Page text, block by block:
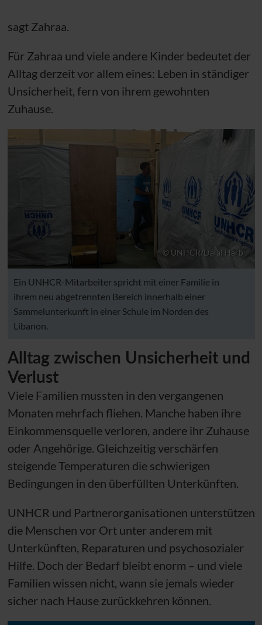
sagt Zahraa.
Für Zahraa und viele andere Kinder bedeutet der
Alltag derzeit vor allem eines: Leben in ständiger
Unsicherheit, fern von ihrem gewohnten
Zuhause.
© UNHCR/Dalal Harb
Ein UNHCR-Mitarbeiter spricht mit einer Familie in
ihrem neu abgetrennten Bereich innerhalb einer
Sammelunterkunft in einer Schule im Norden des
Libanon.
Alltag zwischen Unsicherheit und
Verlust
Viele Familien mussten in den vergangenen
Monaten mehrfach fliehen. Manche haben ihre
Einkommensquelle verloren, andere ihr Zuhause
oder Angehörige. Gleichzeitig verschärfen
steigende Temperaturen die schwierigen
Bedingungen in den überfüllten Unterkünften.
UNHCR und Partnerorganisationen unterstützen
die Menschen vor Ort unter anderem mit
Unterkünften, Reparaturen und psychosozialer
Hilfe. Doch der Bedarf bleibt enorm – und viele
Familien wissen nicht, wann sie jemals wieder
sicher nach Hause zurückkehren können.